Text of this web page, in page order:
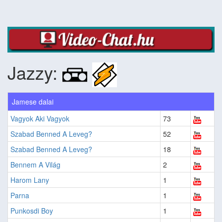
Jazzy:
Jamese dalai
Vagyok Aki Vagyok
73
Szabad Benned A Leveg?
52
Szabad Benned A Leveg?
18
Bennem A Világ
2
Harom Lany
1
Parna
1
Punkosdi Boy
1